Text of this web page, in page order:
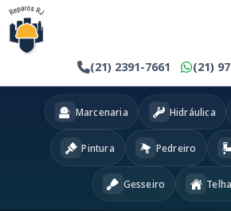
(21) 2391-7661 (21)
Marcenaria Hidráulica
Pintura Pedreiro
Gesseiro